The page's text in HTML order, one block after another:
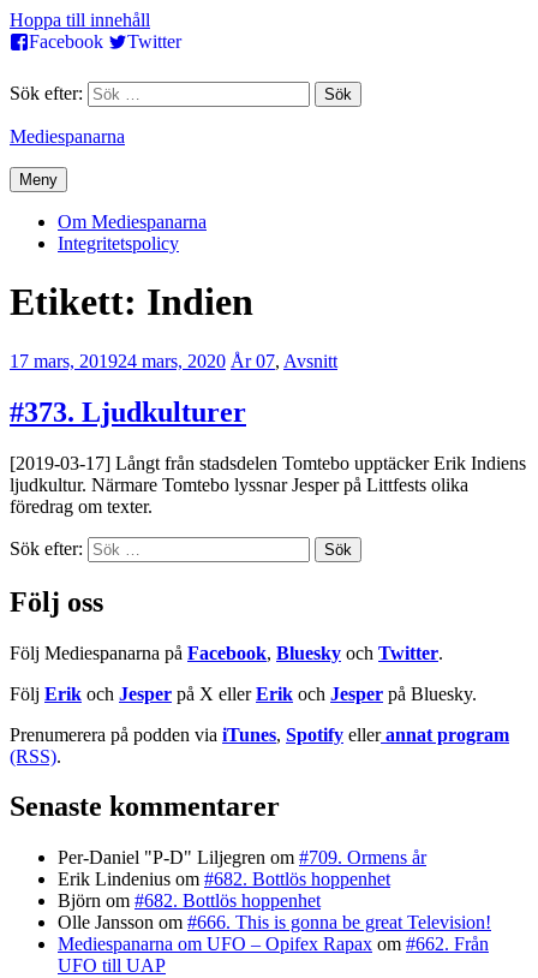
Hoppa till innehåll
Facebook
Twitter
Sök efter:
Mediespanarna
Meny
Om Mediespanarna
Integritetspolicy
Etikett: Indien
17 mars, 201924 mars, 2020 Erik
År 07, Avsnitt
#373. Ljudkulturer
[2019-03-17] Långt från stadsdelen Tomtebo upptäcker Erik Indiens
ljudkultur. Närmare Tomtebo lyssnar Jesper på Littfests olika
föredrag om texter.
Sök efter:
Följ oss
Följ Mediespanarna på Facebook, Bluesky och Twitter.
Följ Erik och Jesper på X ellerErik och Jesper på Bluesky.
Prenumerera på podden via iTunes, Spotify eller annat program
(RSS).
Senaste kommentarer
Per-Daniel "P-D" Liljegren om #709. Ormens år
Erik Lindenius om #682. Bottlös hoppenhet
Björn om #682. Bottlös hoppenhet
Olle Jansson om #666. This is gonna be great Television!
Mediespanarna om UFO – Opifex Rapax om #662. Från
UFO till UAP